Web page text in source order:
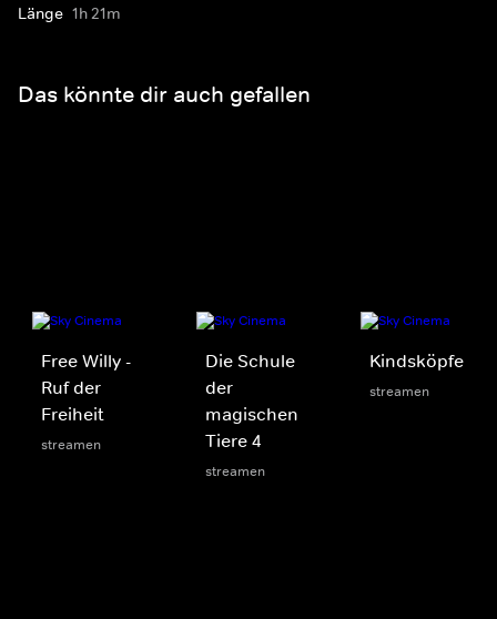
Länge 1h 21m
Das könnte dir auch gefallen
Free Willy -
Ruf der
Freiheit
streamen
Die Schule
der
magischen
Tiere 4
streamen
Kindsköpfe
streamen